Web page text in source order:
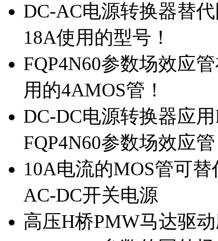
DC-AC电源转换器替
18A使用的型号！
FQP4N60参数场效应
用的4AMOS管！
DC-DC电源转换器应
FQP4N60参数场效应
10A电流的MOS管可
AC-DC开关电源
高压H桥PMW马达驱